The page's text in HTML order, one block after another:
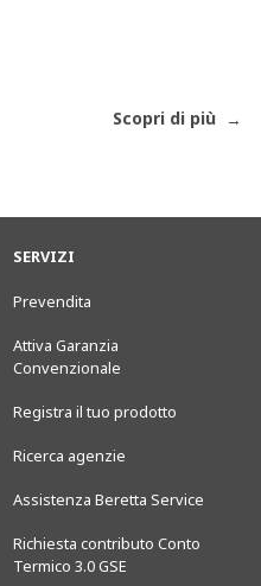
Scopri di più
SERVIZI
Prevendita
Attiva Garanzia
Convenzionale
Registra il tuo prodotto
Ricerca agenzie
Assistenza Beretta Service
Richiesta contributo Conto
Termico 3.0 GSE